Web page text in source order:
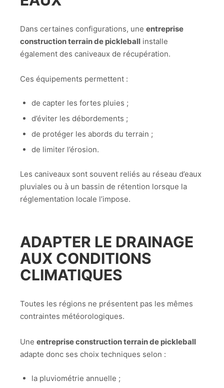
Dans certaines configurations, une entreprise
construction terrain de pickleball installe
également des caniveaux de récupération.
Ces équipements permettent :
de capter les fortes pluies ;
d’éviter les débordements ;
de protéger les abords du terrain ;
de limiter l’érosion.
Les caniveaux sont souvent reliés au réseau d’eaux
pluviales ou à un bassin de rétention lorsque la
réglementation locale l’impose.
ADAPTER LE DRAINAGE
AUX CONDITIONS
CLIMATIQUES
Toutes les régions ne présentent pas les mêmes
contraintes météorologiques.
Une entreprise construction terrain de pickleball
adapte donc ses choix techniques selon :
la pluviométrie annuelle ;